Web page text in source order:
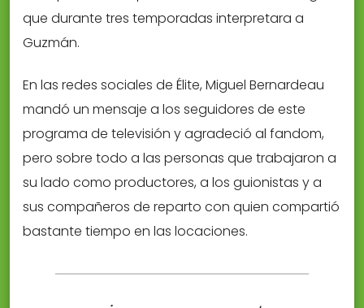
que durante tres temporadas interpretara a
Guzmán.
En las redes sociales de Élite, Miguel Bernardeau
mandó un mensaje a los seguidores de este
programa de televisión y agradeció al fandom,
pero sobre todo a las personas que trabajaron a
su lado como productores, a los guionistas y a
sus compañeros de reparto con quien compartió
bastante tiempo en las locaciones.